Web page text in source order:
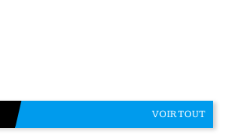
VOIR TOUT